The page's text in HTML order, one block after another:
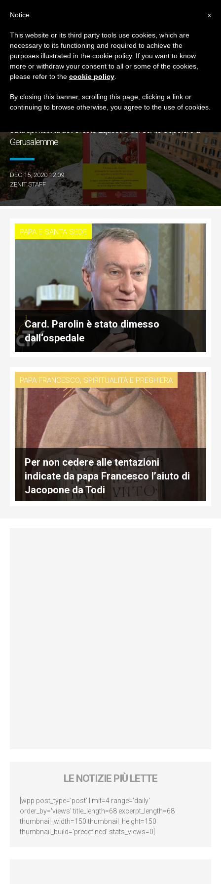
GIORNO
Dicembre 15th, 2020
ULTIME NOTIZIE
Gerusalemme
DEC 15, 2020 12:09
ZENIT STAFF
PAPA E SANTA SEDE
Card. Parolin è stato dimesso
dall‘ospedale
PAPA FRANCESCO, SPIRITUALITÀ E PREGHIERA
Per non cedere alle tentazioni
indicate da papa Francesco l’aiuto di
Jacopone da Todi
LE NOTIZIE PIÙ LETTE
[wpp post_type='post' limit=4 range='daily'
order_by='views' title_length=68 excerpt_length=68
thumbnail_width=150 thumbnail_height=150
thumbnail_build='predefined' stats_views=0]
x
Notice
This website or its third party tools use cookies, which are
necessary to its functioning and required to achieve the
purposes illustrated in the cookie policy. If you want to know
more or withdraw your consent to all or some of the cookies,
please refer to the cookie policy
By closing this banner, scrolling this page, clicking a link or
continuing to browse otherwise, you agree to the use of cookies.